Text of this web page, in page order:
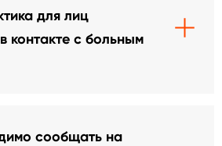
для лиц
контакте с больным
сообщать на